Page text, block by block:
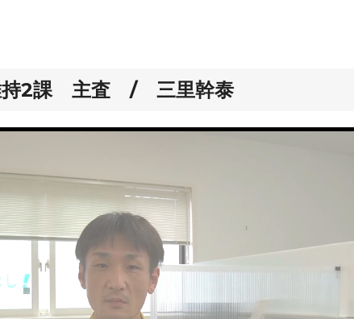
持2課 主査 / 三里幹泰